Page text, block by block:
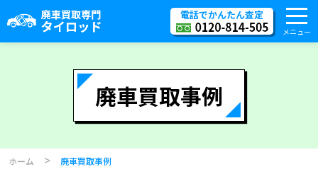
電話でかんたん査定
メニュー
廃車買取事例
ホーム > 廃車買取事例